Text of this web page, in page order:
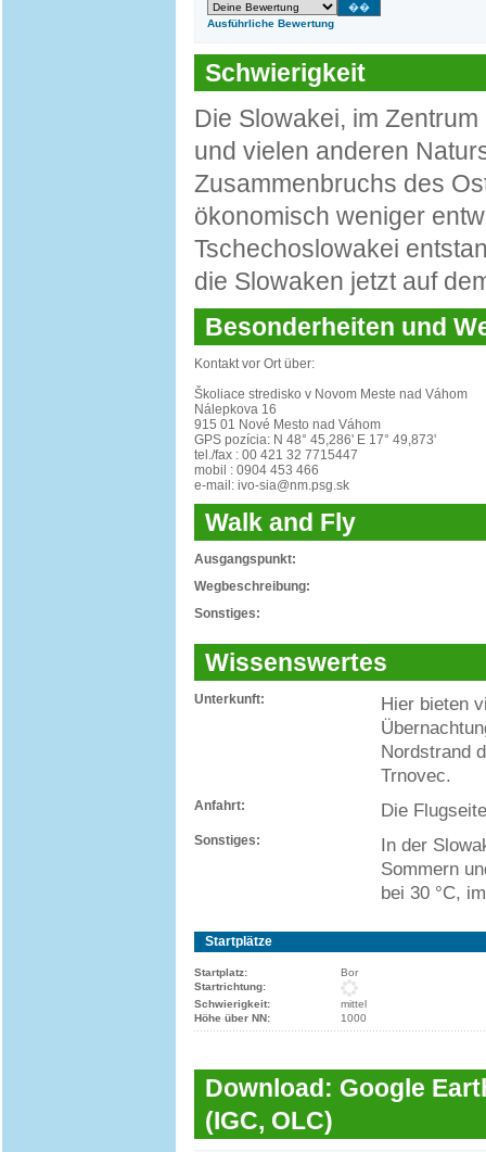
Ausführliche Bewertung
Schwierigkeit
Die Slowakei, im
und vielen anderen
Zusammenbruchs des
ökonomisch weniger
Tschechoslowakei
die Slowaken jetzt auf
Besonderheiten und
Kontakt vor Ort über:
Školiace stredisko v Novom Meste nad Váhom
Nálepkova 16
915 01 Nové Mesto nad Váhom
GPS pozícia: N 48° 45,286' E 17° 49,873'
tel./fax : 00 421 32 7715447
mobil : 0904 453 466
e-mail: ivo-sia@nm.psg.sk
Walk and Fly
Ausgangspunkt:
Wegbeschreibung:
Sonstiges:
Wissenswertes
Unterkunft:
Hier bieten
Nordstrand
Trnovec.
Anfahrt: Die
Sonstiges:
In der
Sommern
bei 30 °C,
Startplätze
Startplatz:
Bor
Startrichtung:
Schwierigkeit:
mittel
Höhe über NN:
1000
Download: Google
(IGC, OLC)